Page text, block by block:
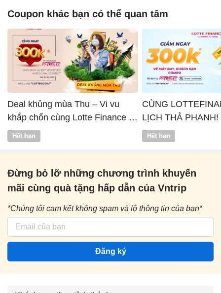
Coupon khác bạn có thể quan tâm
Deal khủng mùa Thu – Vi vu
khắp chốn cùng Lotte Finance x
Vntrip
Hết hạn
CÙNG
LỊCH THẢ PHANH!
Hết hạn
Đừng bỏ lỡ những chương trình khuyến
mãi cùng quà tặng hấp dẫn của Vntrip
*Chúng tôi cam kết không spam và lộ thông tin của bạn*
Đăng ký